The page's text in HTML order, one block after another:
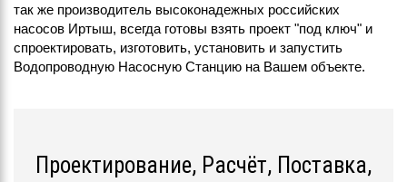
так же производитель высоконадежных российских
насосов Иртыш, всегда готовы взять проект "под ключ" и
спроектировать, изготовить, установить и запустить
Водопроводную Насосную Станцию на Вашем объекте.
Проектирование, Расчёт, Поставка,